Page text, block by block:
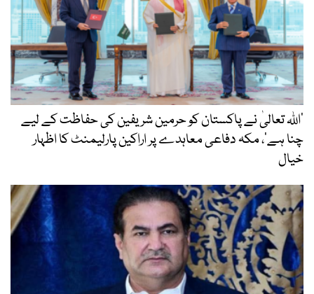
’اللہ تعالیٰ نے پاکستان کو حرمین شریفین کی حفاظت کے لیے
چنا ہے‘، مکہ دفاعی معاہدے پر اراکین پارلیمنٹ کا اظہار
خیال